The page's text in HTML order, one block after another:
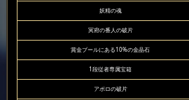
妖精の魂
冥府の番人の破片
賞金プールにある10%の金晶石
1段従者専属宝箱
アポロの破片